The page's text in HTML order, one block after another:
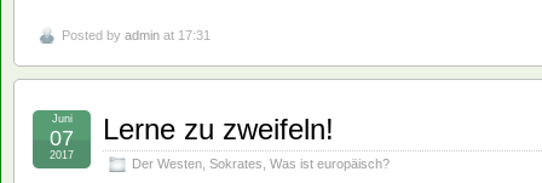
Posted by admin at 17:31
Lerne zu zweifeln!
Der Westen Sokrates Was ist europäisch?
Juni
07
2017